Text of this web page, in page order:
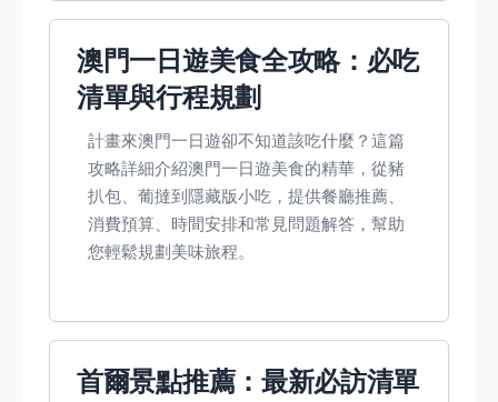
澳門一日遊美食全攻略：必吃
清單與行程規劃
計畫來澳門一日遊卻不知道該吃什麼？這篇
攻略詳細介紹澳門一日遊美食的精華，從豬
扒包、葡撻到隱藏版小吃，提供餐廳推薦、
消費預算、時間安排和常見問題解答，幫助
您輕鬆規劃美味旅程。
首爾景點推薦：最新必訪清單